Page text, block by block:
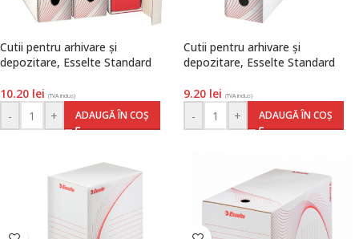
Cutii pentru arhivare și
depozitare, Esselte Standard
10.20 lei (TVA inclus)
- + ADAUGĂ ÎN COȘ
Cutii pentru arhivare și
depozitare, Esselte Standard
9.20 lei (TVA inclus)
- + ADAUGĂ ÎN COȘ